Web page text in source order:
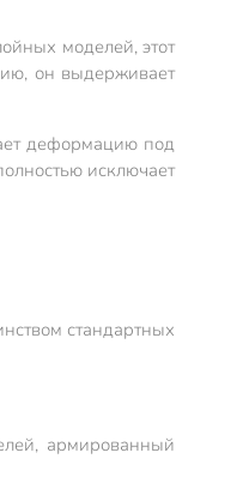
моделей, этот
он выдерживает
деформацию под
исключает
стандартных
армированный